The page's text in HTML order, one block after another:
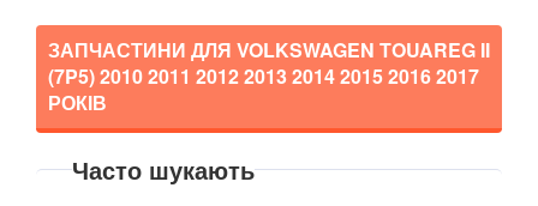
Lupo (6X1, 6E1)
Multivan T5 (7HM, 7HF)
Прикріпити файл
ЗАПЧАСТИНИ ДЛЯ VOLKSWAGEN TOUAREG II
(7P5)2010 2011 2012 2013 2014 2015 2016 2017
РОКІВ
Часто шукають